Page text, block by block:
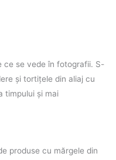
ce se vede în fotografii. S-
și tortițele din aliaj cu
timpului și mai
produse cu mărgele din